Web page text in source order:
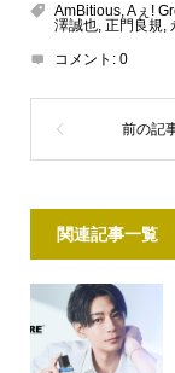
AmBitious,Aぇ!
澤誠也, 正門良規,
コメント: 0
関連記事一覧